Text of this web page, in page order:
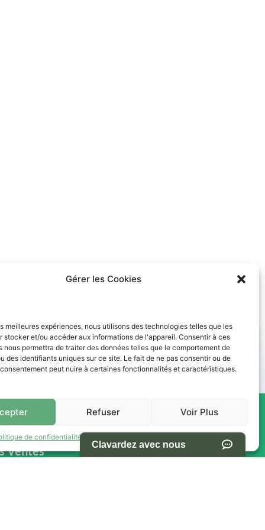
Gérer les Cookies
meilleures expériences, nous utilisons des technologies telles que les
stocker et/ou accéder aux informations de l'appareil. Consentir à ces
nous permettra de traiter des données telles que le comportement de
des identifiants uniques sur ce site. Le fait de ne pas consentir ou de
peut nuire à certaines fonctionnalités et caractéristiques.
Refuser Voir Plus
de confidentialité
abordables. Nos conseillers vous accompagnent
-
Ventes
NAVIGATION